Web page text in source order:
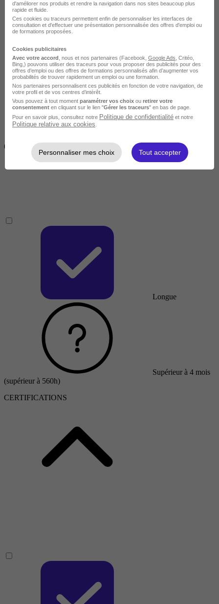
Intermédiaire
( 70h à 560h)
Longue
Supérieur à 4 mois
(supérieur à 560h)
CERTIFICATIONS
d'améliorer nos produits et rendre la navigation dans nos sites beaucoup plus
rapide et fluide.
Ces cookies ou traceurs permettent enfin de personnaliser les interfaces de
consultation et d'effectuer une présentation personnalisée des offres d'emploi ou
de formations proposées.
Cookies publicitaires
Avec votre accord , nous et nos partenaires (Facebook, Google Ads , Critéo,
Bing,) pouvons utiliser des traceurs pour vous proposer des publicités pour des
offres d’emploi ou des offres de formations personnalisés afin d’augmenter vos
probabilités de trouver rapidement un emploi ou une formation.
Nos partenaires personnalisent ces publicités en fonction de votre navigation, de
votre profil et de vos centres d’intérêt.
Vous pouvez à tout moment paramétrer vos choix ou retirer votre
consentement en cliquant sur le lien "Gérer les traceurs" en bas de page.
Pour en savoir plus, consultez notre Politique de confidentialité et notre
Politique relative aux cookies
Personnaliser mes choix Tout accepter